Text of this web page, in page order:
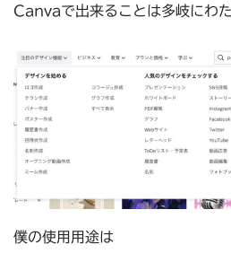
Canvaで出来ることは多岐にわた
僕の使用用途は